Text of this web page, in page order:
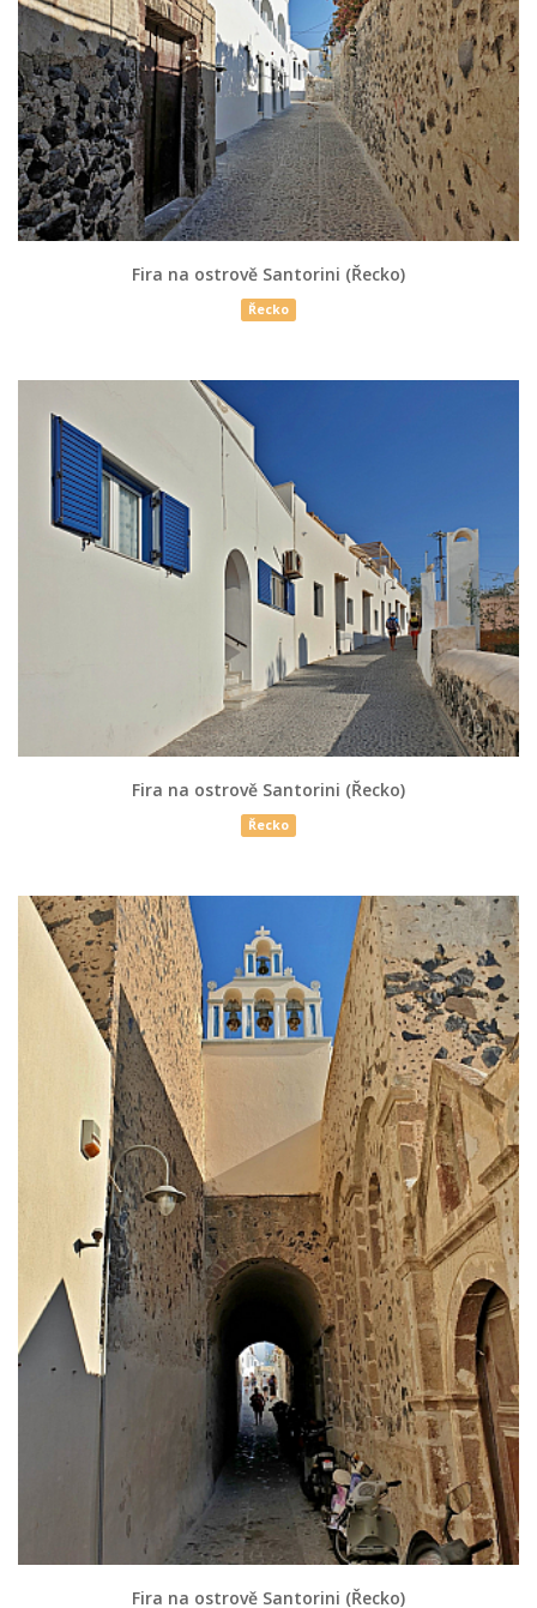
Fira na ostrově Santorini (Řecko)
Řecko
Fira na ostrově Santorini (Řecko)
Řecko
Fira na ostrově Santorini (Řecko)